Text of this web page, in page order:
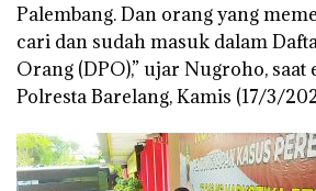
Palembang. Dan orang yang
cari dan sudah masuk dalam
Orang (DPO),” ujar Nugroho, saat
Polresta Barelang, Kamis (17/3/